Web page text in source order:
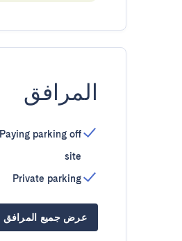
المرافق
Paying parking off
site
Private parking
عرض جميع المرافق